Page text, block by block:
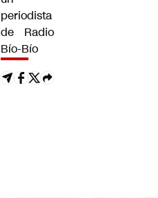
periodista
de Radio
Bío-Bío